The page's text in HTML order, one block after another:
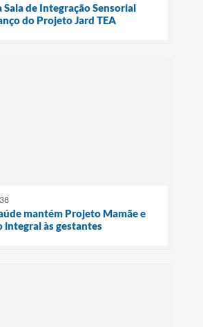
Sala de Integração Sensorial
do Projeto Jard TEA
mantém Projeto Mamãe e
integral às gestantes